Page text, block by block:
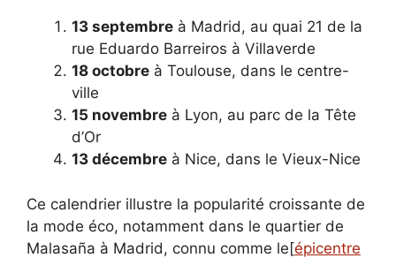
13 septembre à Madrid, au quai 21 de la
rue Eduardo Barreiros à Villaverde
18 octobre à Toulouse, dans le centre-
ville
15 novembre à Lyon, au parc de la Tête
d’Or
13 décembre à Nice, dans le Vieux-Nice
Ce calendrier illustre la popularité croissante de
la mode éco, notamment dans le quartier de
Malasaña à Madrid, connu comme le[épicentre